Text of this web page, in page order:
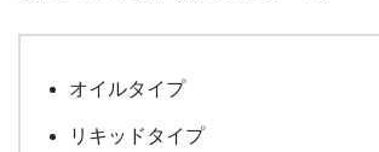
オイルタイプ
リキッドタイプ